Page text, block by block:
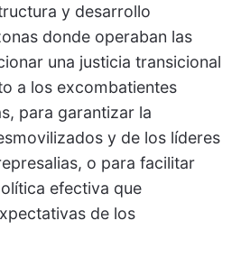
y desarrollo
donde operaban las
una justicia transicional
a los excombatientes
para garantizar la
y de los líderes
o para facilitar
efectiva que
de los